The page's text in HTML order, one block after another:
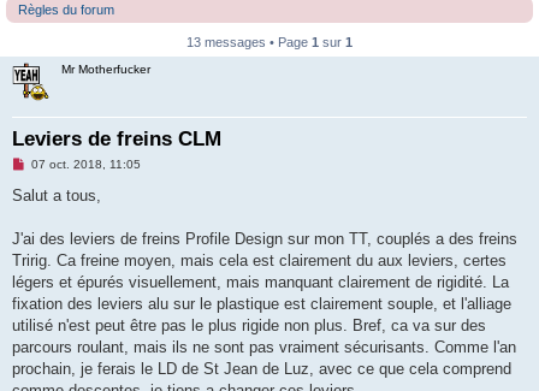
Règles du forum
13 messages • Page 1 sur 1
Mr Motherfucker
Leviers de freins CLM
M
s
g
n
o
n
l
u
07 oct. 2018, 11:05
Salut a tous,
J'ai des leviers de freins Profile Design sur mon TT, couplés a des freins
Tririg. Ca freine moyen, mais cela est clairement du aux leviers, certes
légers et épurés visuellement, mais manquant clairement de rigidité. La
fixation des leviers alu sur le plastique est clairement souple, et l'alliage
utilisé n'est peut être pas le plus rigide non plus. Bref, ca va sur des
parcours roulant, mais ils ne sont pas vraiment sécurisants. Comme l'an
prochain, je ferais le LD de St Jean de Luz, avec ce que cela comprend